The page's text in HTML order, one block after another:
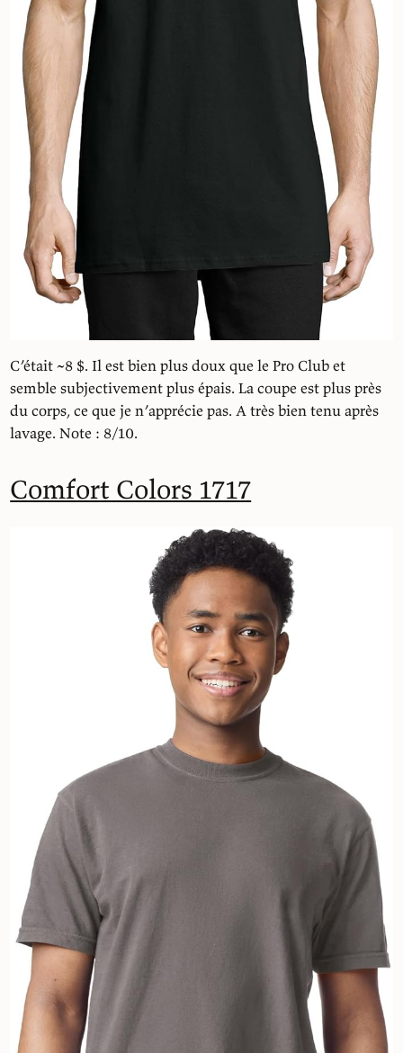
C’était ~8 $. Il est bien plus doux que le Pro Club et
semble subjectivement plus épais. La coupe est plus près
du corps, ce que je n’apprécie pas. A très bien tenu après
lavage. Note : 8/10.
Comfort Colors 1717